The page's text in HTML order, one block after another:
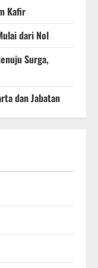
Kafir
dari Nol
Surga,
dan Jabatan